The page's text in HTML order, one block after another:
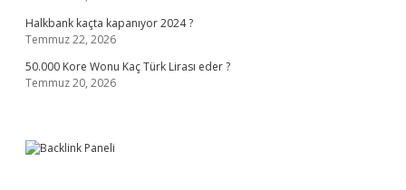
Halkbank kaçta kapanıyor 2024 ?
Temmuz 22, 2026
50.000 Kore Wonu Kaç Türk Lirası eder ?
Temmuz 20, 2026